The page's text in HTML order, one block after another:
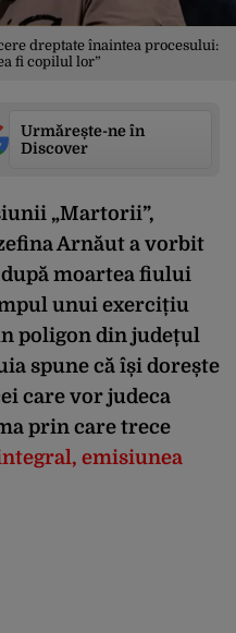
dreptate înaintea procesului:
fi copilul lor”
Urmărește-ne în
Discover
„Martorii”,
Arnăut a vorbit
moartea fiului
unui exercițiu
poligon din județul
spune că își dorește
care vor judeca
prin care trece
emisiunea